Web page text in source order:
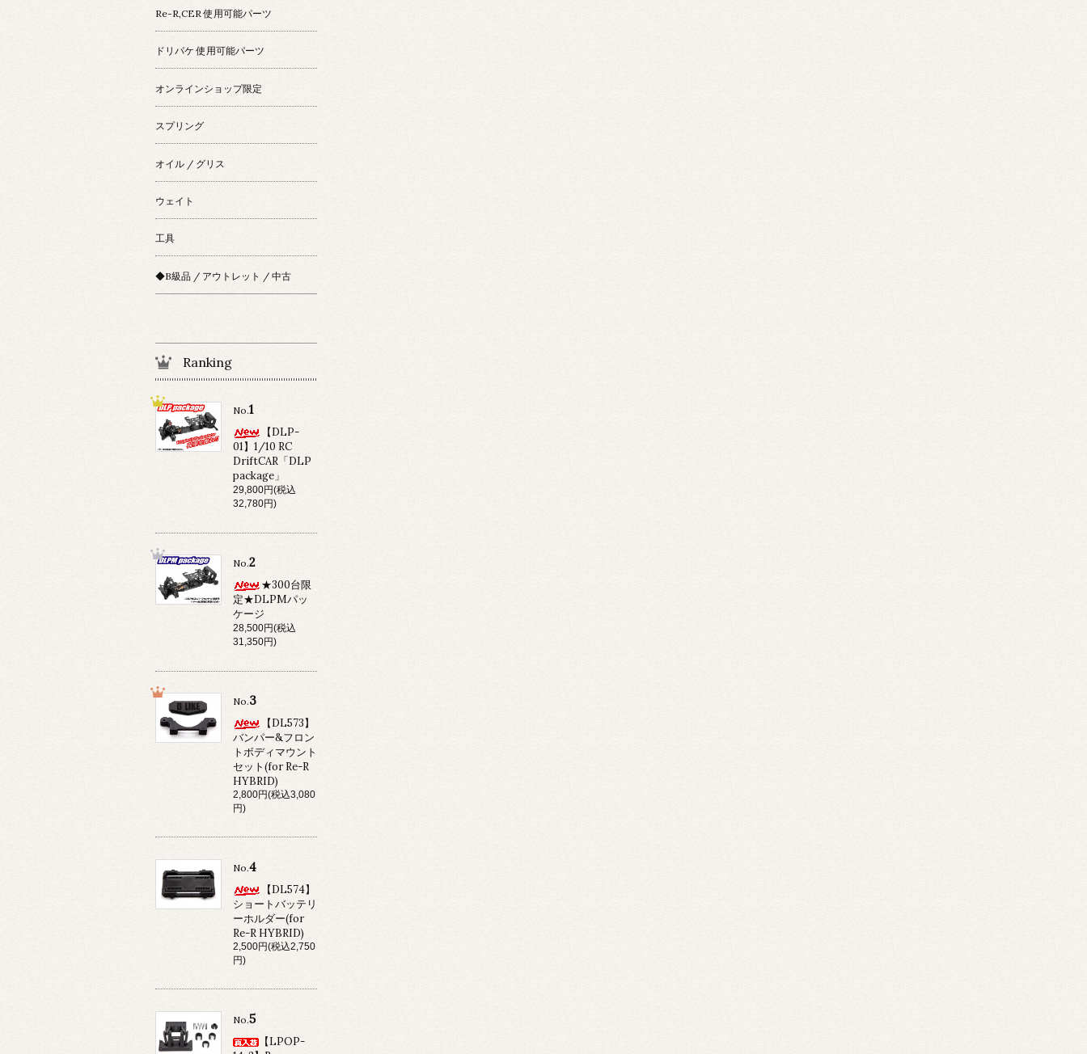
Re-R,CER 使用可能パーツ
ドリパケ 使用可能パーツ
オンラインショップ限定
スプリング
オイル / グリス
ウェイト
工具
◆B級品 / アウトレット / 中古
Ranking
No.1
【DLP-
01】1/10 RC
DriftCAR「DLP
package」
29,800円(税込
32,780円)
No.2
★300台限
定★DLPMパッ
ケージ
28,500円(税込
31,350円)
No.3
【DL573】
バンパー&フロン
トボディマウント
セット(for Re-R
HYBRID)
2,800円(税込3,080
円)
No.4
【DL574】
ショートバッテリ
ーホルダー(for
Re-R HYBRID)
2,500円(税込2,750
円)
No.5
【LPOP-